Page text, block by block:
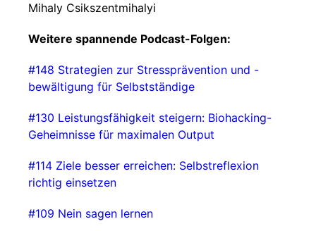
Mihaly Csikszentmihalyi
Weitere spannende Podcast-Folgen:
#148 Strategien zur Stressprävention und -
bewältigung für Selbstständige
⁠⁠#130 Leistungsfähigkeit steigern: Biohacking-
Geheimnisse für maximalen Output⁠⁠
⁠⁠#114 Ziele besser erreichen: Selbstreflexion
richtig einsetzen⁠⁠
⁠⁠#109 Nein sagen lernen⁠⁠